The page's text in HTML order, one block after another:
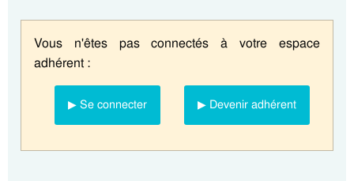
Vous n'êtes pas connectés à votre espace
adhérent :
▶ Se connecter ▶ Devenir adhérent